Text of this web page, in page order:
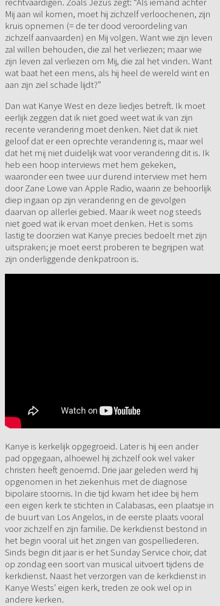
Mij aan wil komen, moet hij zichzelf verloochenen, zijn
kruis opnemen (= de ter dood veroordeling van
zichzelf aanvaarden) en Mij volgen. Want wie zijn leven
zal willen behouden, die zal het verliezen; maar wie
zijn leven zal verliezen om Mij, die zal het vinden. Want
wat baat het een mens, als hij heel de wereld wint en
aan zijn ziel schade lijdt?”
Dan wat Kanye West en deze liedjes betreft. Ik moet
eerlijk zeggen dat ik niet goed weet wat ik van zijn
recente verandering moet denken. Niet dat ik niet
geloof dat er een oprechte verandering is, maar wel
dat het mij niet duidelijk wat voor verandering dit is. Ik
heb een hoop interviews met hem gekeken,
waaronder een twee uur durend interview met hem
door Zane Lowe van Apple Radio, waarin ze behoorlijk
diep ingaan op zijn verandering en de gevolgen
daarvan op allerlei gebied. Maar ik weet nog steeds
niet goed wat ik ervan moet denken. Het is soms
lastig te doorzien wat Kanye precies bedoelt met zijn
uitspraken; je moet eerst proberen te begrijpen wat
zijn onderliggende denkpatroon is.
Kanye is kerkelijk opgegroeid. Later is hij een ander
pad opgegaan, alhoewel hij zichzelf ook wel vaker
christen heeft genoemd. Drie jaar geleden werd hij
opgenomen in het ziekenhuis met de diagnose
bipolaire stoornis. In die tijd kwam het idee bij hem
een eigen kerk te stichten in Calabasas, een plaatsje in
de buurt van Los Angelos, in de eerste plaats vooral
voor zichzelf en zijn familie. De kerkdienst bestond in
het begin vooral uit het zingen van gospelliederen.
Sinds begin dit jaar is er het Sunday Service choir, dat
op zondag een soort van musical uitvoert tijdens de
kerkdienst. Naast het verzorgen van de kerkdienst in
Kanye Wests’ eigen kerk, treden ze ook wel op in
andere kerken.